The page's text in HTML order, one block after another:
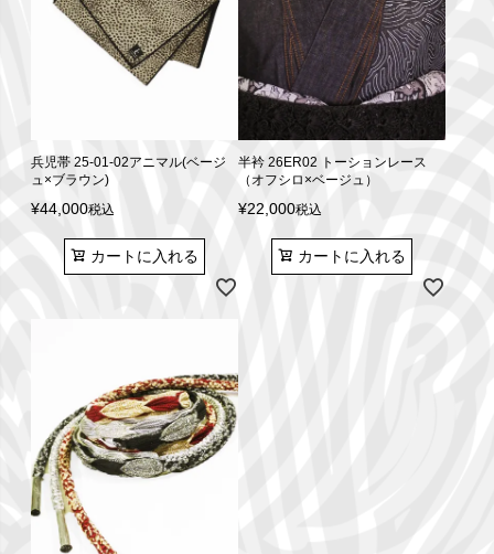
兵児帯 25-01-02アニマル(ベージ
ュ×ブラウン)
¥44,000税込
カートに入れる
半衿 26ER02 トーションレース
（オフシロ×ベージュ）
¥22,000税込
カートに入れる